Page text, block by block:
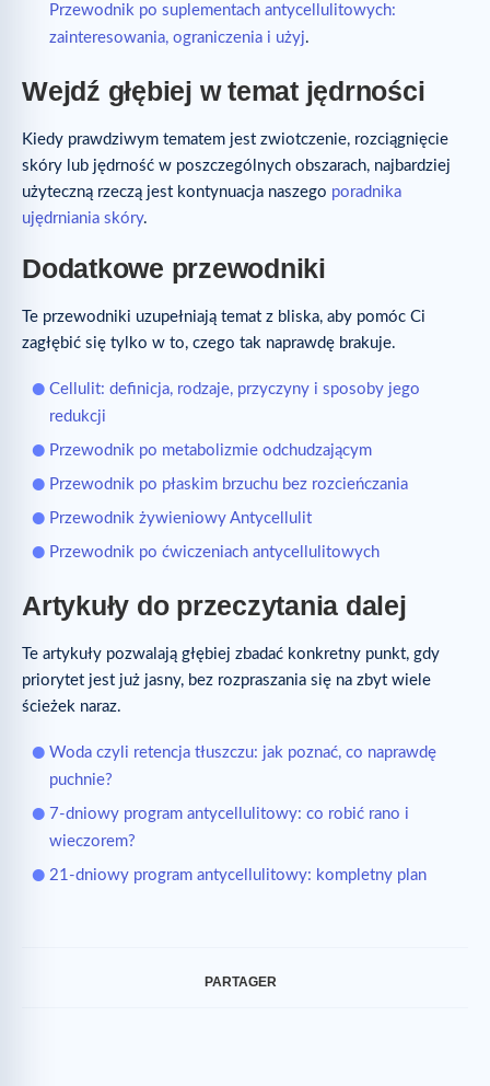
Przewodnik po suplementach antycellulitowych:
zainteresowania, ograniczenia i użyj.
Wejdź głębiej w temat jędrności
Kiedy prawdziwym tematem jest zwiotczenie, rozciągnięcie
skóry lub jędrność w poszczególnych obszarach, najbardziej
użyteczną rzeczą jest kontynuacja naszego poradnika
ujędrniania skóry.
Dodatkowe przewodniki
Te przewodniki uzupełniają temat z bliska, aby pomóc Ci
zagłębić się tylko w to, czego tak naprawdę brakuje.
Cellulit: definicja, rodzaje, przyczyny i sposoby jego
redukcji
Przewodnik po metabolizmie odchudzającym
Przewodnik po płaskim brzuchu bez rozcieńczania
Przewodnik żywieniowy Antycellulit
Przewodnik po ćwiczeniach antycellulitowych
Artykuły do przeczytania dalej
Te artykuły pozwalają głębiej zbadać konkretny punkt, gdy
priorytet jest już jasny, bez rozpraszania się na zbyt wiele
ścieżek naraz.
Woda czyli retencja tłuszczu: jak poznać, co naprawdę
puchnie?
7-dniowy program antycellulitowy: co robić rano i
wieczorem?
21-dniowy program antycellulitowy: kompletny plan
PARTAGER